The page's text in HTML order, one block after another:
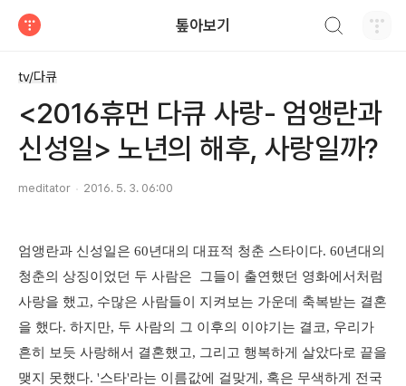
톺아보기
tv/다큐
<2016휴먼 다큐 사랑- 엄앵란과
신성일> 노년의 해후, 사랑일까?
meditator 2016. 5. 3. 06:00
엄앵란과 신성일은 60년대의 대표적 청춘 스타이다. 60년대의
청춘의 상징이었던 두 사람은 그들이 출연했던 영화에서처럼
사랑을 했고, 수많은 사람들이 지켜보는 가운데 축복받는 결혼
을 했다. 하지만, 두 사람의 그 이후의 이야기는 결코, 우리가
흔히 보듯 사랑해서 결혼했고, 그리고 행복하게 살았다로 끝을
맺지 못했다. '스타'라는 이름값에 걸맞게, 혹은 무색하게 전국